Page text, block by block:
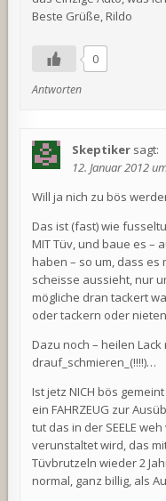
Beste Grüße, Rildo
0
Antworten
Skeptiker sagt:
12. Januar 2012
Will ja nich zu bös
Das ist (fast) wie
MIT Tüv, und baue es –
haben – so um, dass
scheisse aussieht, nur
mögliche dran tackert
oder tackern oder
Dazu noch – heilen
drauf_schmieren_(!!!!)…
Ist jetz NICH bös
ein FAHRZEUG zur
tut das in der SEELE
verunstaltet wird, das
Tüvbrutzeln wieder 2
normal, ganz billig, als